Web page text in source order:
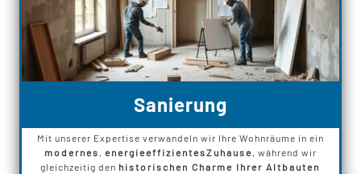
Sanierung
Mit unserer Expertise verwandeln wir Ihre Wohnräume in ein
modernes , energieeffizientesZuhause , während wir
gleichzeitig den historischen Charme Ihrer Altbauten